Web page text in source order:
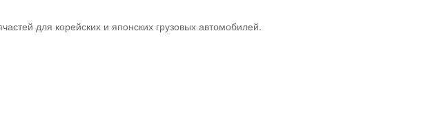
для корейских и японских грузовых автомобилей.